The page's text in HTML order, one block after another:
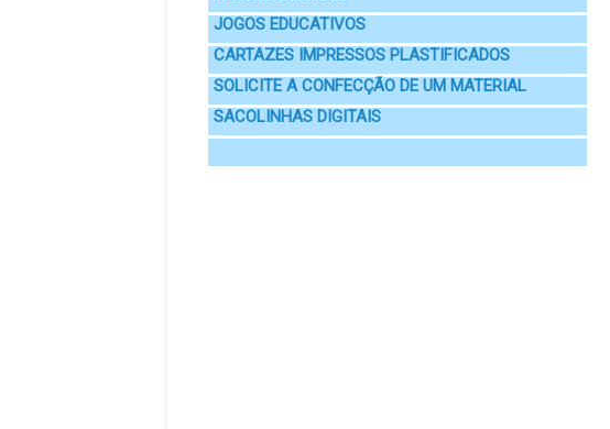
JOGOS EDUCATIVOS
CARTAZES IMPRESSOS PLASTIFICADOS
SOLICITE A CONFECÇÃO DE UM MATERIAL
SACOLINHAS DIGITAIS